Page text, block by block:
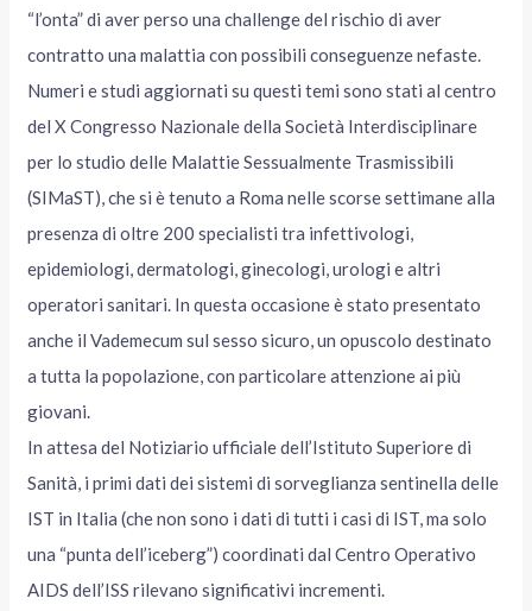
“l’onta” di aver perso una challenge del rischio di aver
contratto una malattia con possibili conseguenze nefaste.
Numeri e studi aggiornati su questi temi sono stati al centro
del X Congresso Nazionale della Società Interdisciplinare
per lo studio delle Malattie Sessualmente Trasmissibili
(SIMaST), che si è tenuto a Roma nelle scorse settimane alla
presenza di oltre 200 specialisti tra infettivologi,
epidemiologi, dermatologi, ginecologi, urologi e altri
operatori sanitari. In questa occasione è stato presentato
anche il Vademecum sul sesso sicuro, un opuscolo destinato
a tutta la popolazione, con particolare attenzione ai più
giovani.
In attesa del Notiziario ufficiale dell’Istituto Superiore di
Sanità, i primi dati dei sistemi di sorveglianza sentinella delle
IST in Italia (che non sono i dati di tutti i casi di IST, ma solo
una “punta dell’iceberg”) coordinati dal Centro Operativo
AIDS dell’ISS rilevano significativi incrementi.